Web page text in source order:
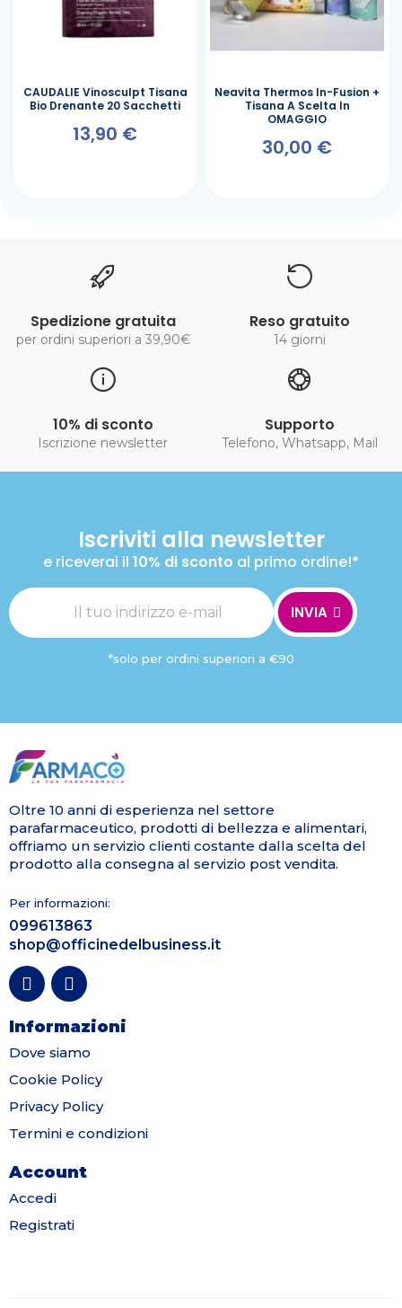
CAUDALIE Vinosculpt Tisana
Bio Drenante 20 Sacchetti
13,90 €
Neavita Thermos In-Fusion +
Tisana A Scelta In
OMAGGIO
30,00 €
Spedizione gratuita
per ordini superiori a 39,90€
Reso gratuito
14 giorni
10% di sconto
Iscrizione newsletter
Supporto
Telefono, Whatsapp, Mail
Iscriviti alla newsletter
e riceverai il 10% di sconto al primo ordine!*
INVIA
*solo per ordini superiori a €90
Oltre 10 anni di esperienza nel settore
parafarmaceutico, prodotti di bellezza e alimentari,
offriamo un servizio clienti costante dalla scelta del
prodotto alla consegna al servizio post vendita.
Per informazioni:
099613863
shop@officinedelbusiness.it
Informazioni
Dove siamo
Cookie Policy
Privacy Policy
Termini e condizioni
Account
Accedi
Registrati